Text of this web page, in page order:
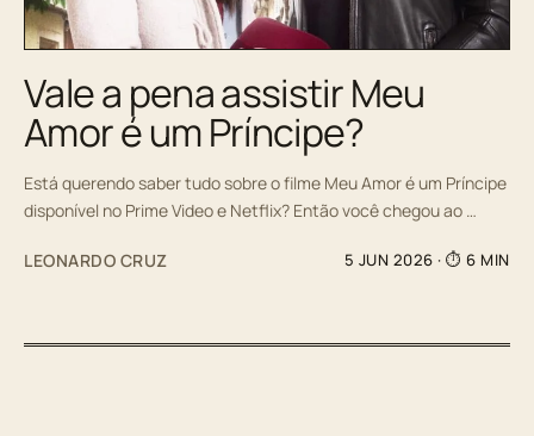
Vale a pena assistir Meu
Amor é um Príncipe?
Está querendo saber tudo sobre o filme Meu Amor é um Príncipe
disponível no Prime Video e Netflix? Então você chegou ao …
LEONARDO CRUZ 5 JUN 2026 · ⏱ 6 MIN